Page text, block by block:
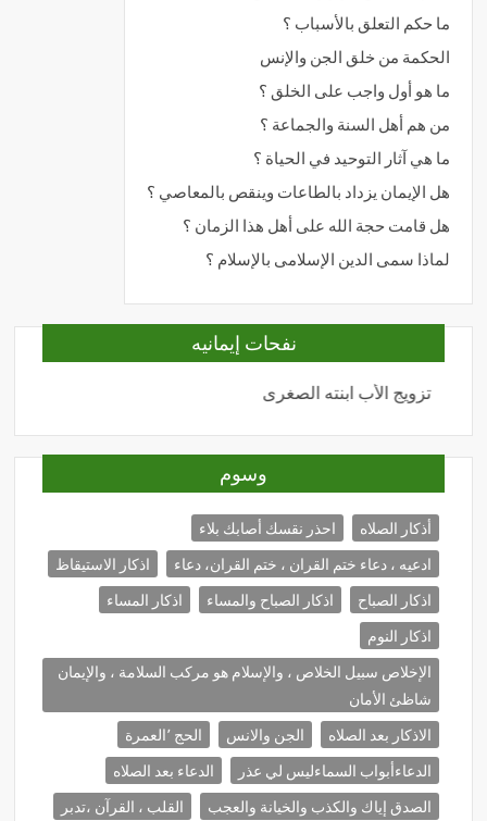
ما حكم التعلق بالأسباب ؟
الحكمة من خلق الجن والإنس
ما هو أول واجب على الخلق ؟
من هم أهل السنة والجماعة ؟
ما هي آثار التوحيد في الحياة ؟
هل الإيمان يزداد بالطاعات وينقص بالمعاصي ؟
هل قامت حجة الله على أهل هذا الزمان ؟
لماذا سمى الدين الإسلامى بالإسلام ؟
نفحات إيمانيه
تزويج الأب ابنته الصغرى
وسوم
أذكار الصلاه
احذر نقسك أصابك بلاء
ادعيه ، دعاء ختم القران ، ختم القران، دعاء
اذكار الاستيقاظ
اذكار الصباح
اذكار الصباح والمساء
اذكار المساء
اذكار النوم
الإخلاص سبيل الخلاص ، والإسلام هو مركب السلامة ، والإيمان
شاظئ الأمان
الاذكار بعد الصلاه
الجن والانس
الحج ٬العمرة
الدعاءأبواب السماءليس لي عذر
الدعاء بعد الصلاه
الصدق إياك والكذب والخيانة والعجب
القلب ، القرآن ،تدبر